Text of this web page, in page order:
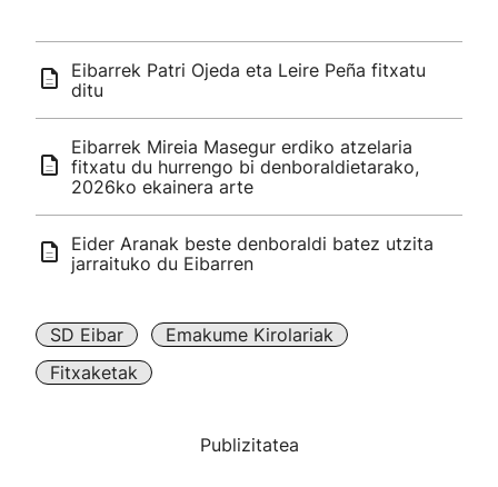
Eibarrek Patri Ojeda eta Leire Peña fitxatu
ditu
Eibarrek Mireia Masegur erdiko atzelaria
fitxatu du hurrengo bi denboraldietarako,
2026ko ekainera arte
Eider Aranak beste denboraldi batez utzita
jarraituko du Eibarren
SD Eibar
Emakume Kirolariak
Fitxaketak
Publizitatea